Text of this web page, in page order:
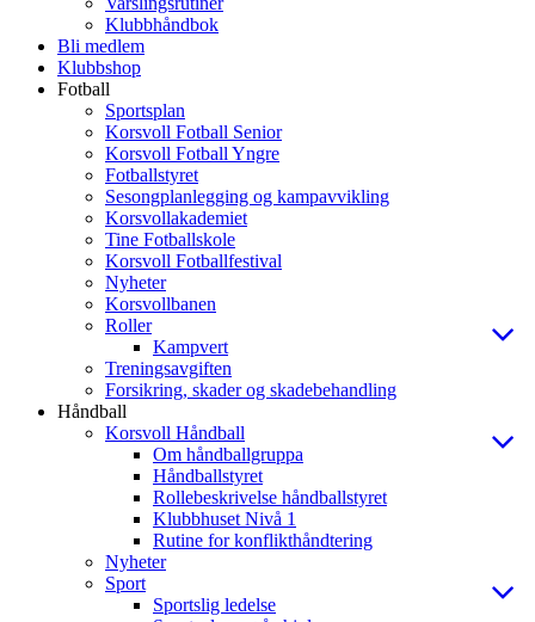
Klubbhåndbok
Bli medlem
Klubbshop
Fotball
Sportsplan
Korsvoll Fotball Senior
Korsvoll Fotball Yngre
Fotballstyret
Sesongplanlegging og kampavvikling
Korsvollakademiet
Tine Fotballskole
Korsvoll Fotballfestival
Nyheter
Korsvollbanen
Roller
Kampvert
Treningsavgiften
Forsikring, skader og skadebehandling
Håndball
Korsvoll Håndball
Om håndballgruppa
Håndballstyret
Rollebeskrivelse håndballstyret
Klubbhuset Nivå 1
Rutine for konflikthåndtering
Nyheter
Sport
Sportslig ledelse